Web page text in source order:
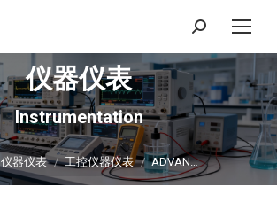
搜
索：
仪器仪表
Instrumentation
你在这里：
仪器仪表 工控仪器仪表 ADVAN…